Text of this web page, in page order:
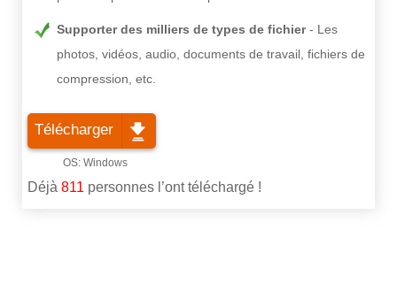
Supporter des milliers de types de fichier
Les
photos, vidéos, audio, documents de travail, fichiers de
compression, etc.
Télécharger
Déjà 811 personnes l’ont téléchargé !